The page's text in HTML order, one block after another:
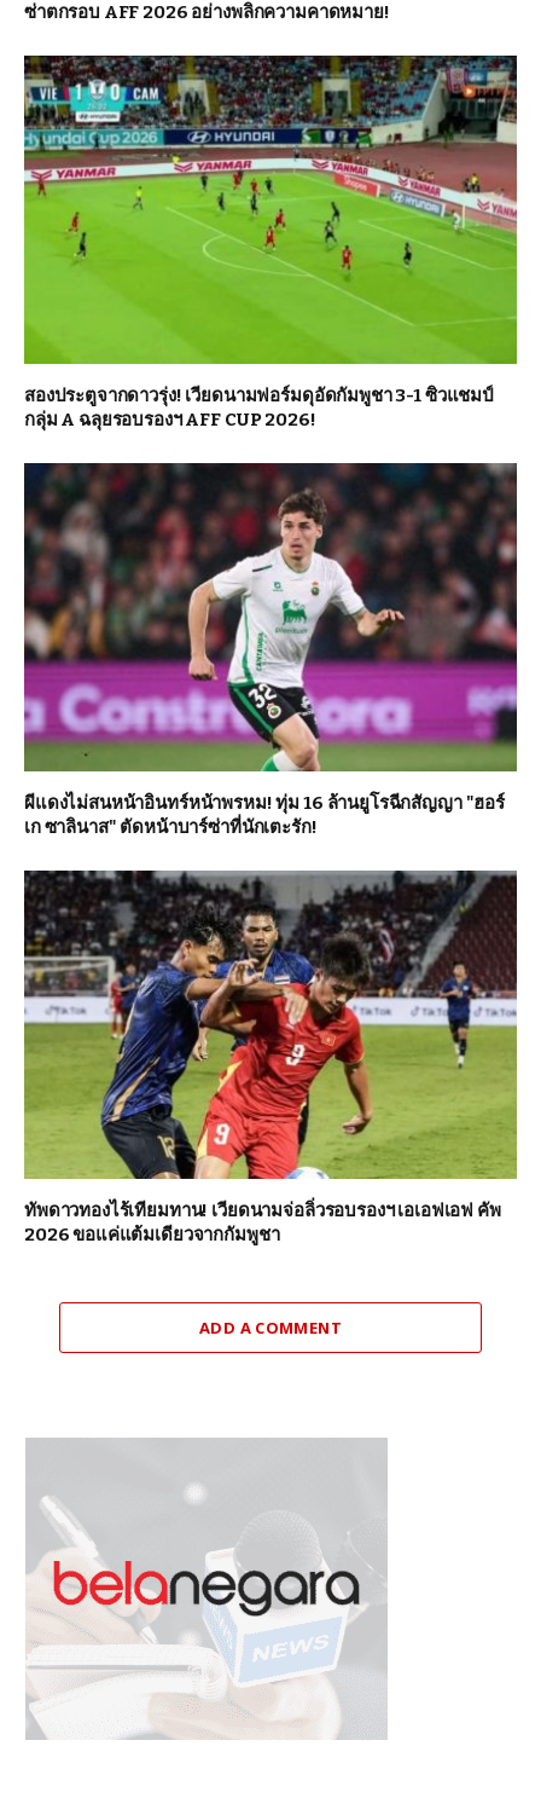
ซ่าตกรอบ AFF 2026 อย่างพลิกความคาดหมาย!
สองประตูจากดาวรุ่ง! เวียดนามฟอร์มดุอัดกัมพูชา 3-1 ซิวแชมป์
กลุ่ม A ฉลุยรอบรองฯ AFF CUP 2026!
ผีแดงไม่สนหน้าอินทร์หน้าพรหม! ทุ่ม 16 ล้านยูโรฉีกสัญญา "ฮอร์
เก ซาลินาส" ตัดหน้าบาร์ซ่าที่นักเตะรัก!
ทัพดาวทองไร้เทียมทาน! เวียดนามจ่อลิ่วรอบรองฯ เอเอฟเอฟ คัพ
2026 ขอแค่แต้มเดียวจากกัมพูชา
ADD A COMMENT